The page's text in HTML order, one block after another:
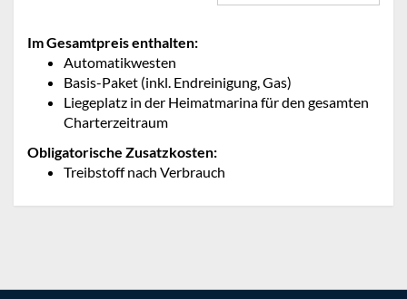
Im Gesamtpreis enthalten:
Automatikwesten
Basis-Paket (inkl. Endreinigung, Gas)
Liegeplatz in der Heimatmarina für den gesamten
Charterzeitraum
Obligatorische Zusatzkosten:
Treibstoff nach Verbrauch